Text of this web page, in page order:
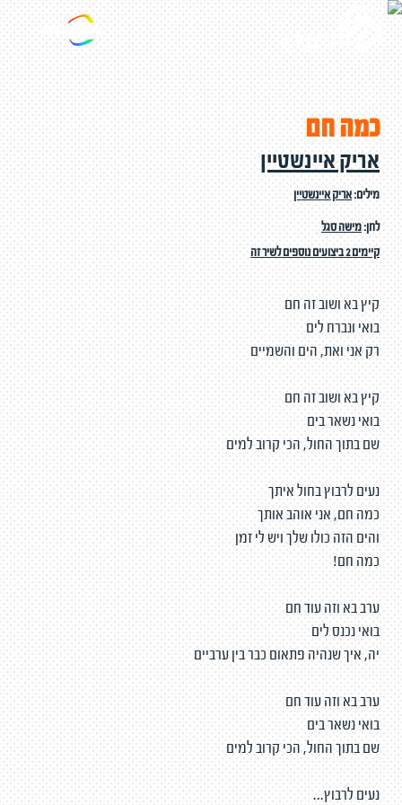
כמה חם
אריק איינשטיין
מילים:אריק איינשטיין
לחן:מישה סגל
קיימים 2 ביצועים נוספים לשיר זה
קיץ בא ושוב זה חם
בואי ונברח לים
רק אני ואת, הים והשמיים
קיץ בא ושוב זה חם
בואי נשאר בים
שם בתוך החול, הכי קרוב למים
נעים לרבוץ בחול איתך
כמה חם, אני אוהב אותך
והים הזה כולו שלך ויש לי זמן
כמה חם!
ערב בא וזה עוד חם
בואי נכנס לים
יה, איך שנהיה פתאום כבר בין ערביים
ערב בא וזה עוד חם
בואי נשאר בים
שם בתוך החול, הכי קרוב למים
נעים לרבוץ...